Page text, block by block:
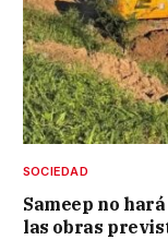
SOCIEDAD
Sameep no
las obras